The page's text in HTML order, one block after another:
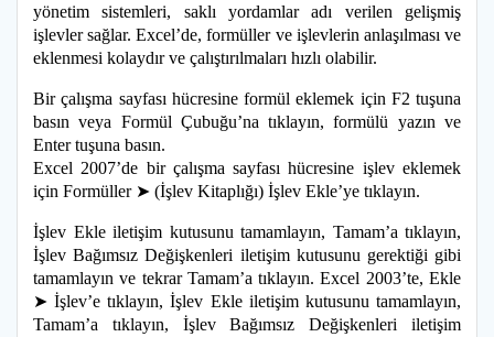
yönetim sistemleri, saklı yordamlar adı verilen gelişmiş
işlevler sağlar. Excel’de, formüller ve işlevlerin anlaşılması ve
eklenmesi kolaydır ve çalıştırılmaları hızlı olabilir.
Bir çalışma sayfası hücresine formül eklemek için F2 tuşuna
basın veya Formül Çubuğu’na tıklayın, formülü yazın ve
Enter tuşuna basın.
Excel 2007’de bir çalışma sayfası hücresine işlev eklemek
için Formüller ➤ (İşlev Kitaplığı) İşlev Ekle’ye tıklayın.
İşlev Ekle iletişim kutusunu tamamlayın, Tamam’a tıklayın,
İşlev Bağımsız Değişkenleri iletişim kutusunu gerektiği gibi
tamamlayın ve tekrar Tamam’a tıklayın. Excel 2003’te, Ekle
➤ İşlev’e tıklayın, İşlev Ekle iletişim kutusunu tamamlayın,
Tamam’a tıklayın, İşlev Bağımsız Değişkenleri iletişim